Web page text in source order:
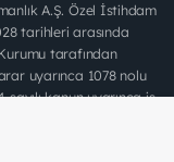
A.Ş. Özel İstihdam
tarihleri arasında
tarafından
uyarınca 1078 nolu
kanun uyarınca iş